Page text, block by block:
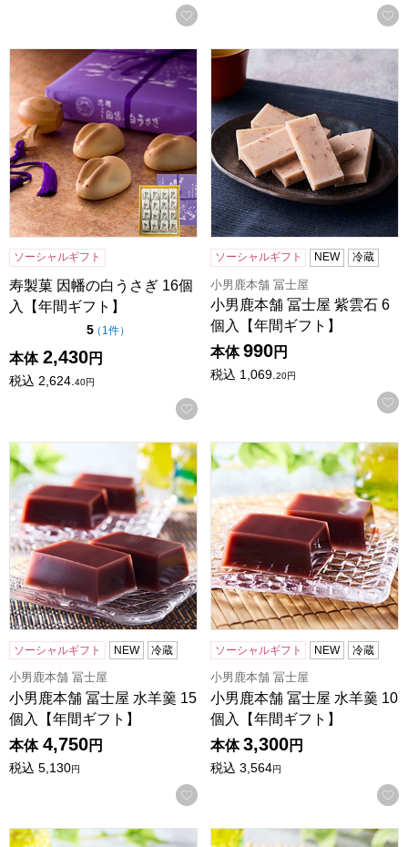
お気に入りに登録する
寿製菓 因幡の白うさぎ 16個入【年間ギフト】
ソーシャルギフト
寿製菓 因幡の白うさぎ 16個
入【年間ギフト】
5点（5点満点中）
（ 1件の評価
）
本体 2,430円
税込 2,624.40円
お気に入りに登録する
小男鹿本舗 冨士屋 紫雲石 6
ソーシャルギフト NEW 冷蔵
小男鹿本舗 冨士屋
小男鹿本舗 冨士屋 紫雲石 6
個入【年間ギフト】
本体 990円
税込 1,069.20円
小男鹿本舗 冨士屋 水羊羹 15個入【年間ギフト】
ソーシャルギフト NEW 冷蔵
小男鹿本舗 冨士屋
小男鹿本舗 冨士屋 水羊羹 15
個入【年間ギフト】
本体 4,750円
税込 5,130円
お気に入りに登録する
小男鹿本舗 冨士屋 水羊羹 10
ソーシャルギフト NEW 冷蔵
小男鹿本舗 冨士屋
小男鹿本舗 冨士屋 水羊羹 10
個入【年間ギフト】
本体 3,300円
税込 3,564円
小男鹿本舗 冨士屋 水羊羹 8個入【年間ギフト】
小男鹿本舗 冨士屋 水羊羹 6